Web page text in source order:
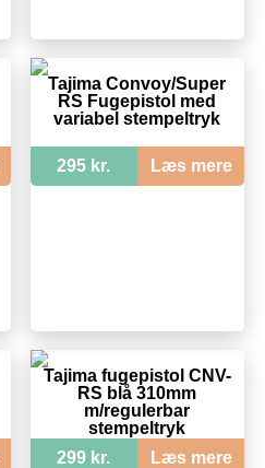
Tajima Convoy/Super
RS Fugepistol med
variabel stempeltryk
295 kr. Læs mere
Tajima fugepistol CNV-
RS blå 310mm
m/regulerbar
stempeltryk
299 kr.
Læs mere